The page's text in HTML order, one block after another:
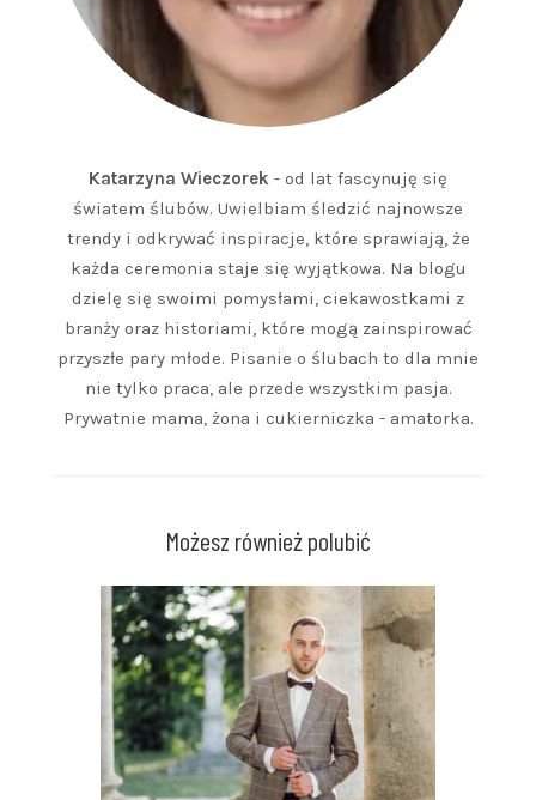
Katarzyna Wieczorek - od lat fascynuję się
światem ślubów. Uwielbiam śledzić najnowsze
trendy i odkrywać inspiracje, które sprawiają, że
każda ceremonia staje się wyjątkowa. Na blogu
dzielę się swoimi pomysłami, ciekawostkami z
branży oraz historiami, które mogą zainspirować
przyszłe pary młode. Pisanie o ślubach to dla mnie
nie tylko praca, ale przede wszystkim pasja.
Prywatnie mama, żona i cukierniczka - amatorka.
Możesz również polubić